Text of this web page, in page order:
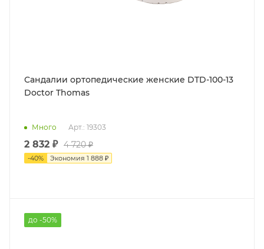
Сандалии ортопедические женские DTD-100-13
Doctor Thomas
Много Арт.: 19303
2 832 ₽ 4 720 ₽
-40% Экономия 1 888 ₽
до -50%